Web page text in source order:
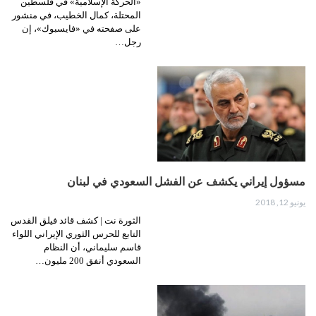
المحتلة، كمال الخطيب، في منشور
على صفحته في «فايسبوك»، إن
رجل…
مسؤول إيراني يكشف عن الفشل السعودي في لبنان
يونيو 12, 2018
الثورة نت | كشف قائد فيلق القدس
التابع للحرس الثوري الإيراني اللواء
قاسم سليماني، أن النظام
السعودي أنفق 200 مليون…